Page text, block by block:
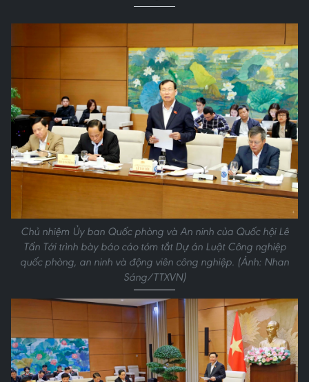
Chủ nhiệm Ủy ban Quốc phòng và An ninh của Quốc hội Lê
Tấn Tới trình bày báo cáo tóm tắt Dự án Luật Công nghiệp
quốc phòng, an ninh và động viên công nghiệp. (Ảnh: Nhan
Sáng/TTXVN)